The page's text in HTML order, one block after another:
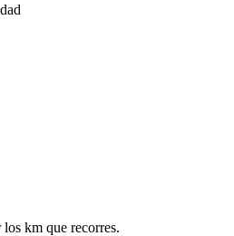
km que recorres.